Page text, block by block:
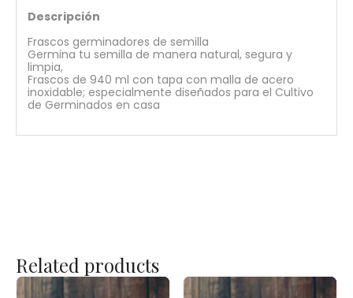
Descripción
Frascos germinadores de semilla
Germina tu semilla de manera natural, segura y
limpia,
Frascos de 940 ml con tapa con malla de acero
inoxidable; especialmente diseñados para el Cultivo
de Germinados en casa
Related products